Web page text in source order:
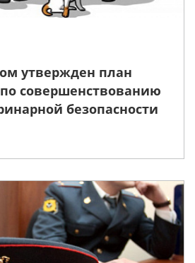
утвержден план
совершенствованию
безопасности